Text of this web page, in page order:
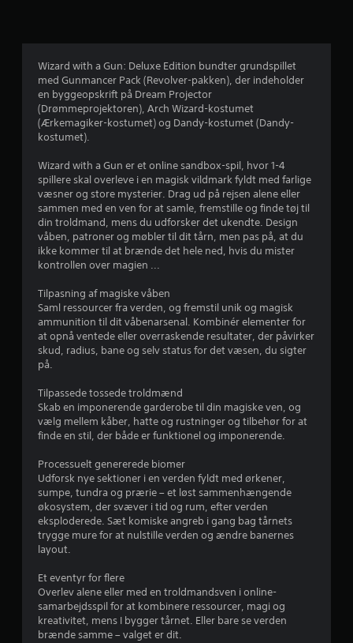
v
u
d
r
i
n
e
r
3
7
t
j
Wizard with a Gun: Deluxe Edition bundter grundspillet
med Gunmancer Pack (Revolver-pakken), der indeholder
en byggeopskrift på Dream Projector
(Drømmeprojektoren), Arch Wizard-kostumet
(Ærkemagiker-kostumet) og Dandy-kostumet (Dandy-
kostumet).
Wizard with a Gun er et online sandbox-spil, hvor 1-4
spillere skal overleve i en magisk vildmark fyldt med farlige
væsner og store mysterier. Drag ud på rejsen alene eller
sammen med en ven for at samle, fremstille og finde tøj til
din troldmand, mens du udforsker det ukendte. Design
våben, patroner og møbler til dit tårn, men pas på, at du
ikke kommer til at brænde det hele ned, hvis du mister
kontrollen over magien ...
Tilpasning af magiske våben
Saml ressourcer fra verden, og fremstil unik og magisk
ammunition til dit våbenarsenal. Kombinér elementer for
at opnå ventede eller overraskende resultater, der påvirker
skud, radius, bane og selv status for det væsen, du sigter
på.
Tilpassede tossede troldmænd
Skab en imponerende garderobe til din magiske ven, og
vælg mellem kåber, hatte og rustninger og tilbehør for at
finde en stil, der både er funktionel og imponerende.
Processuelt genererede biomer
Udforsk nye sektioner i en verden fyldt med ørkener,
sumpe, tundra og prærie – et løst sammenhængende
økosystem, der svæver i tid og rum, efter verden
eksploderede. Sæt komiske angreb i gang bag tårnets
trygge mure for at nulstille verden og ændre banernes
layout.
Et eventyr for flere
Overlev alene eller med en troldmandsven i online-
samarbejdsspil for at kombinere ressourcer, magi og
kreativitet, mens I bygger tårnet. Eller bare se verden
brænde samme – valget er dit.